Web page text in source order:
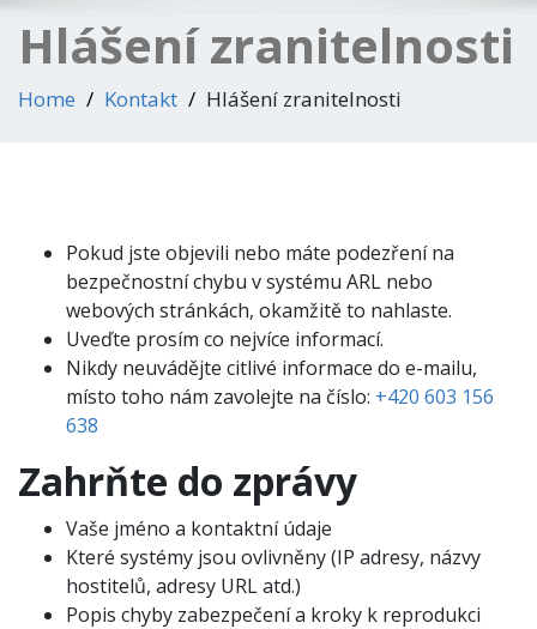
Hlášení zranitelnosti
Home Kontakt Hlášení zranitelnosti
Pokud jste objevili nebo máte podezření na
bezpečnostní chybu v systému ARL nebo
webových stránkách, okamžitě to nahlaste.
Uveďte prosím co nejvíce informací.
Nikdy neuvádějte citlivé informace do e-mailu,
místo toho nám zavolejte na číslo: +420 603 156
638
Zahrňte do zprávy
Vaše jméno a kontaktní údaje
Které systémy jsou ovlivněny (IP adresy, názvy
hostitelů, adresy URL atd.)
Popis chyby zabezpečení a kroky k reprodukci